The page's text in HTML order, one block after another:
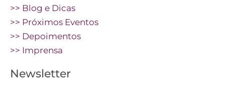
>> Blog e Dicas
>> Próximos Eventos
>> Depoimentos
>> Imprensa
Newsletter